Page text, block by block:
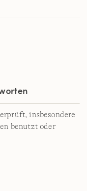
insbesondere
benutzt oder